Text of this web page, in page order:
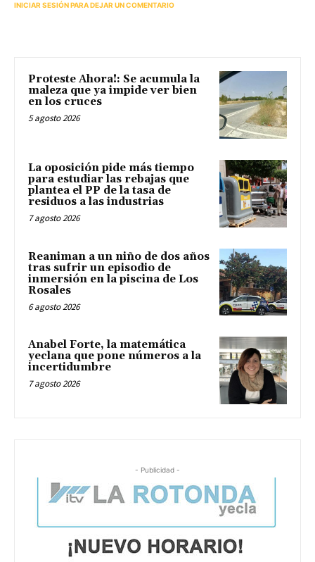
INICIAR SESIÓN PARA DEJAR UN COMENTARIO
Proteste Ahora!: Se acumula la
maleza que ya impide ver bien
en los cruces
5 agosto 2026
La oposición pide más tiempo
para estudiar las rebajas que
plantea el PP de la tasa de
residuos a las industrias
7 agosto 2026
Reaniman a un niño de dos años
tras sufrir un episodio de
inmersión en la piscina de Los
Rosales
6 agosto 2026
Anabel Forte, la matemática
yeclana que pone números a la
incertidumbre
7 agosto 2026
- Publicidad -